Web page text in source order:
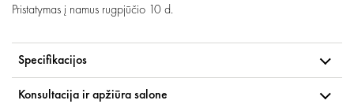
Pristatymas į namus rugpjūčio 10 d.
Specifikacijos
Konsultacija ir apžiūra salone